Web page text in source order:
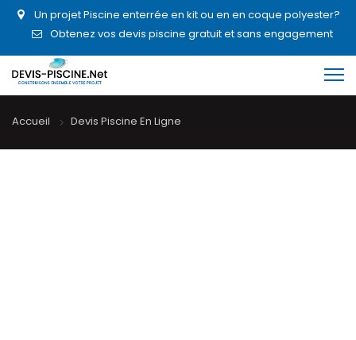
Un projet Piscine enterrée en kit ou en en coque polyester?
Obtenez vos devis piscine gratuit et sans engagement
Accueil Devis Piscine En Ligne